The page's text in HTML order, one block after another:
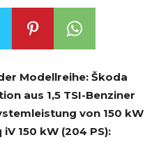
Modellreihe: Škoda
aus 1,5 TSI-Benziner
von 150 kW
150 kW (204 PS):